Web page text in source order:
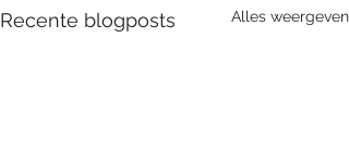
Recente blogposts Alles weergeven